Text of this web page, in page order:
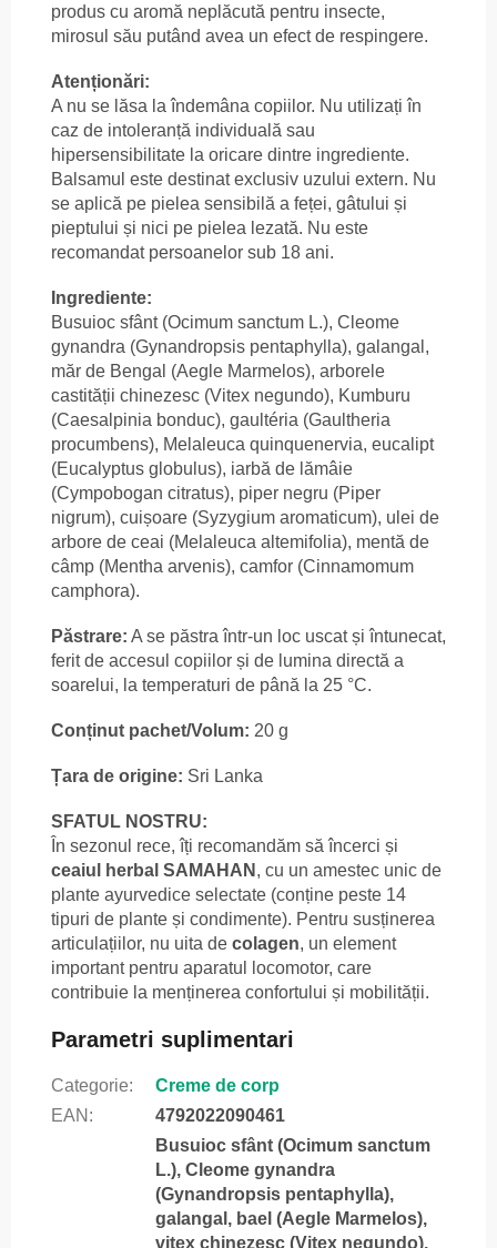
produs cu aromă neplăcută pentru insecte,
mirosul său putând avea un efect de respingere.
Atenționări:
A nu se lăsa la îndemâna copiilor. Nu utilizați în
caz de intoleranță individuală sau
hipersensibilitate la oricare dintre ingrediente.
Balsamul este destinat exclusiv uzului extern. Nu
se aplică pe pielea sensibilă a feței, gâtului și
pieptului și nici pe pielea lezată. Nu este
recomandat persoanelor sub 18 ani.
Ingrediente:
Busuioc sfânt (Ocimum sanctum L.), Cleome
gynandra (Gynandropsis pentaphylla), galangal,
măr de Bengal (Aegle Marmelos), arborele
castității chinezesc (Vitex negundo), Kumburu
(Caesalpinia bonduc), gaultéria (Gaultheria
procumbens), Melaleuca quinquenervia, eucalipt
(Eucalyptus globulus), iarbă de lămâie
(Cympobogan citratus), piper negru (Piper
nigrum), cuișoare (Syzygium aromaticum), ulei de
arbore de ceai (Melaleuca altemifolia), mentă de
câmp (Mentha arvenis), camfor (Cinnamomum
camphora).
Păstrare: A se păstra într-un loc uscat și întunecat,
ferit de accesul copiilor și de lumina directă a
soarelui, la temperaturi de până la 25 °C.
Conținut pachet/Volum: 20 g
Țara de origine: Sri Lanka
SFATUL NOSTRU:
În sezonul rece, îți recomandăm să încerci și
ceaiul herbal SAMAHAN , cu un amestec unic de
plante ayurvedice selectate (conține peste 14
tipuri de plante și condimente). Pentru susținerea
articulațiilor, nu uita de colagen, un element
important pentru aparatul locomotor, care
contribuie la menținerea confortului și mobilității.
Parametri suplimentari
Categorie:
Creme de corp
EAN : 4792022090461
Busuioc sfânt (Ocimum sanctum
L.), Cleome gynandra
(Gynandropsis pentaphylla),
galangal, bael (Aegle Marmelos),
vitex chinezesc (Vitex negundo),